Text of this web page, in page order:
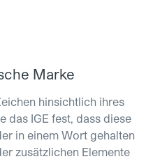
Marke
hinsichtlich ihres
das IGE fest, dass diese
in einem Wort gehalten
zusätzlichen Elemente